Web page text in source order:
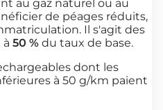
au gaz naturel ou au
de péages réduits,
Il s'agit des
50 % du taux de base.
dont les
à 50 g/km paient